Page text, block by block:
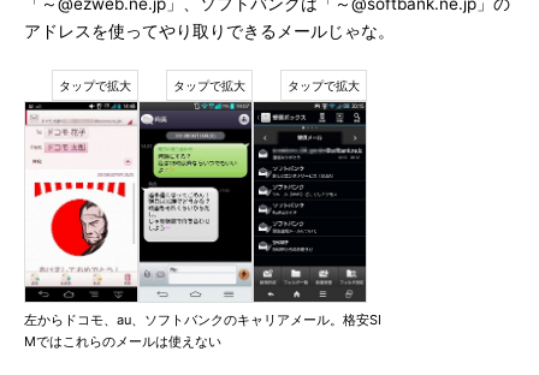
アドレスを使ってやり取りできるメールじゃな。
左からドコモ、au、ソフトバンクのキャリアメール。格安SI
Mではこれらのメールは使えない